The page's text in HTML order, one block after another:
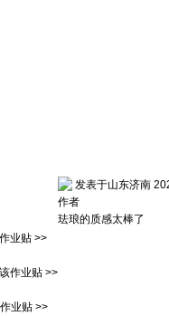
业贴 >>
作业贴 >>
业贴 >>
发表于山东济南
作者
珐琅的质感太棒了